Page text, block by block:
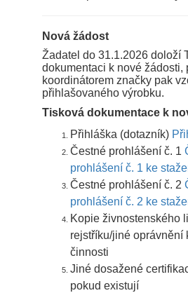
Nová žádost
Žadatel do 31.1.2026 doloží
dokumentaci k nové žádosti,
koordinátorem značky pak
přihlašovaného výrobku.
Tisková dokumentace k
Přihláška (dotazník)
Čestné prohlášení č. 1
prohlášení č. 1 ke
Čestné prohlášení č. 2
prohlášení č. 2 ke
Kopie živnostenského
rejstříku/jiné oprávnění
činnosti
Jiné dosažené
pokud existují